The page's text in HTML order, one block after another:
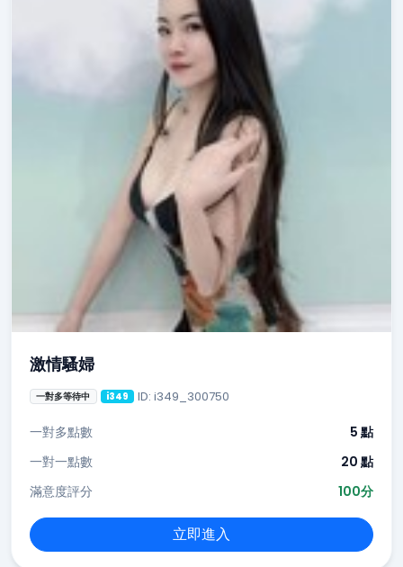
激情騷婦
一對多等待中 i349 ID: i349_300750
一對多點數
5 點
一對一點數
20 點
滿意度評分
100分
立即進入